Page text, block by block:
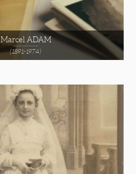
Marcel ADAM
(1891-1974)